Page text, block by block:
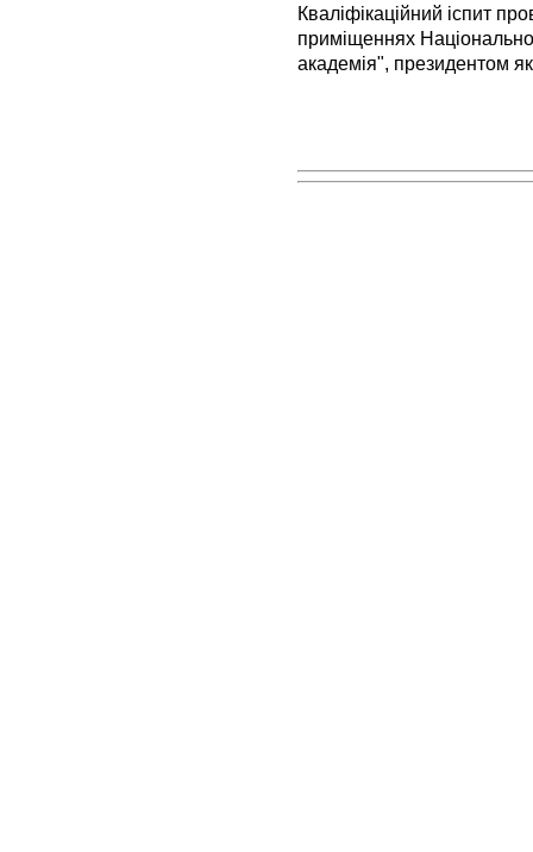
Кваліфікаційний іспит
приміщеннях
академія", президентом